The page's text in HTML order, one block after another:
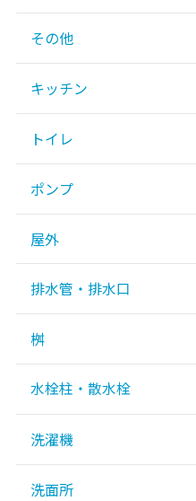
その他
キッチン
トイレ
ポンプ
屋外
排水管・排水口
桝
水栓柱・散水栓
洗濯機
洗面所